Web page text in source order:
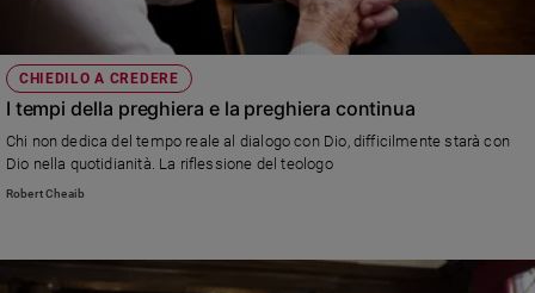
CHIEDILO A CREDERE
I tempi della preghiera e la preghiera continua
Chi non dedica del tempo reale al dialogo con Dio, difficilmente starà con
Dio nella quotidianità. La riflessione del teologo
Robert Cheaib